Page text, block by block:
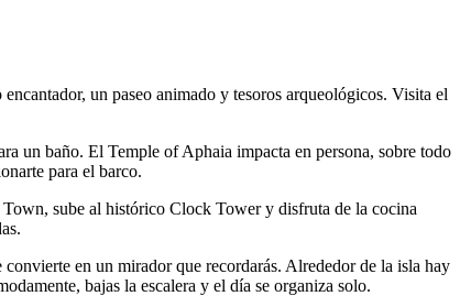
un paseo animado y tesoros arqueológicos. Visita el
un baño. El Temple of Aphaia impacta en persona, sobre todo
para el barco.
Town, sube al histórico Clock Tower y disfruta de la cocina
en un mirador que recordarás. Alrededor de la isla hay
bajas la escalera y el día se organiza solo.